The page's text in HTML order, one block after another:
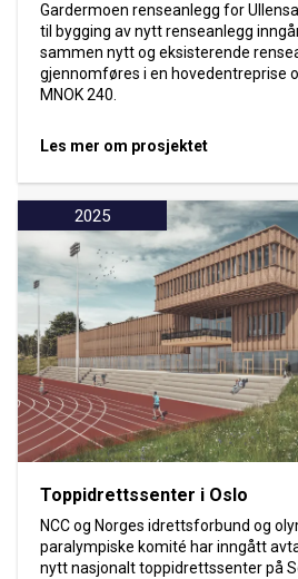
Gardermoen renseanlegg for
til bygging av nytt renseanlegg
sammen nytt og eksisterende
gjennomføres i en hovedentreprise
MNOK 240.
Les mer om prosjektet
2025
Toppidrettssenter i Oslo
NCC og Norges idrettsforbund og
paralympiske komité har inngått
nytt nasjonalt toppidrettssenter på